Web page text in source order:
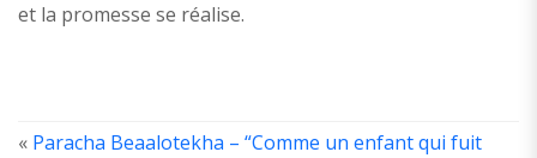
et la promesse se réalise.
« Paracha Beaalotekha – “Comme un enfant qui fuit